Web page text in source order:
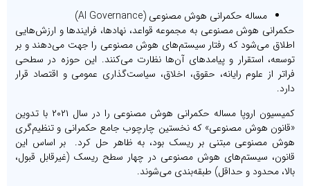
مساله حکمرانی هوش مصنوعی (AI Governance)
حکمرانی هوش مصنوعی به مجموعه قواعد، نهادها، فرایندها و ارزش‌هایی
اطلاق می‌شود که رفتار سیستم‌های هوش مصنوعی را جهت می‌دهند و بر
توسعه، استقرار و پیامدهای آن‌ها نظارت می‌کنند. این حوزه در سطحی
فراتر از علوم رایانه، حقوق، اخلاق، سیاست‌گذاری عمومی‌ و اقتصاد قرار
دارد.
کمیسیون اروپا مساله حکمرانی هوش مصنوعی را در سال ۲۰۲۱ با تدوین
«قانون هوش مصنوعی» که نخستین چارچوب جامع حکمرانی و تنظیم‌گری
هوش مصنوعی مبتنی بر ریسک بود، به ظاهر حل کرد. بر اساس این
قانون، سیستم‌های هوش مصنوعی در چهار سطح ریسک (غیرقابل قبول،
بالا، محدود و حداقل) طبقه‌بندی می‌شوند.